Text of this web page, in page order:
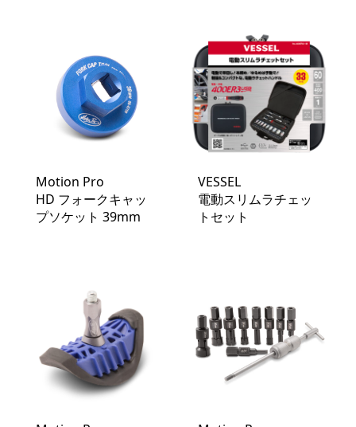
Motion Pro
HD フォークキャッ
プソケット 39mm
VESSEL
電動スリムラチェッ
トセット